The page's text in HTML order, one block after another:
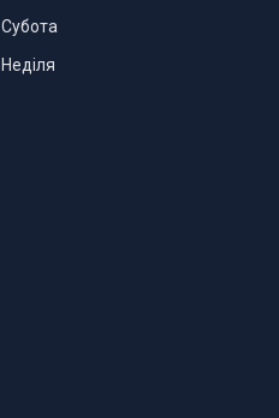
Субота
Неділя